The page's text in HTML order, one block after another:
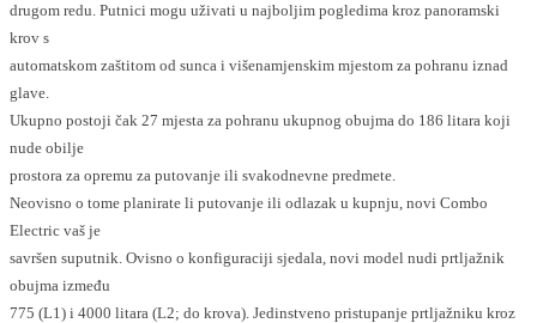
drugom redu. Putnici mogu uživati u najboljim pogledima kroz panoramski
krov s
automatskom zaštitom od sunca i višenamjenskim mjestom za pohranu iznad
glave.
Ukupno postoji čak 27 mjesta za pohranu ukupnog obujma do 186 litara koji
nude obilje
prostora za opremu za putovanje ili svakodnevne predmete.
Neovisno o tome planirate li putovanje ili odlazak u kupnju, novi Combo
Electric vaš je
savršen suputnik. Ovisno o konfiguraciji sjedala, novi model nudi prtljažnik
obujma između
775 (L1) i 4000 litara (L2; do krova). Jedinstveno pristupanje prtljažniku kroz